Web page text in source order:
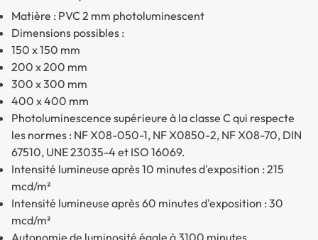
Matière : PVC 2 mm photoluminescent
Dimensions possibles :
150 x 150 mm
200 x 200 mm
300 x 300 mm
400 x 400 mm
Photoluminescence supérieure à la classe C qui respecte
les normes : NF X08-050-1, NF X0850-2, NF X08-70, DIN
67510, UNE 23035-4 et ISO 16069.
Intensité lumineuse après 10 minutes d'exposition : 215
mcd/m²
Intensité lumineuse après 60 minutes d'exposition : 30
mcd/m²
Autonomie de luminosité égale à 3100 minutes